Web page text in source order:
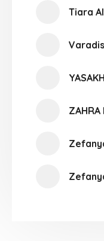
Tiara
ZAHRA